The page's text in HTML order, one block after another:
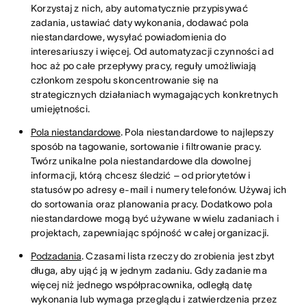
Korzystaj z nich, aby automatycznie przypisywać
zadania, ustawiać daty wykonania, dodawać pola
niestandardowe, wysyłać powiadomienia do
interesariuszy i więcej. Od automatyzacji czynności ad
hoc aż po całe przepływy pracy, reguły umożliwiają
członkom zespołu skoncentrowanie się na
strategicznych działaniach wymagających konkretnych
umiejętności.
Pola niestandardowe. Pola niestandardowe to najlepszy
sposób na tagowanie, sortowanie i filtrowanie pracy.
Twórz unikalne pola niestandardowe dla dowolnej
informacji, którą chcesz śledzić – od priorytetów i
statusów po adresy e-mail i numery telefonów. Używaj ich
do sortowania oraz planowania pracy. Dodatkowo pola
niestandardowe mogą być używane w wielu zadaniach i
projektach, zapewniając spójność w całej organizacji.
Podzadania. Czasami lista rzeczy do zrobienia jest zbyt
długa, aby ująć ją w jednym zadaniu. Gdy zadanie ma
więcej niż jednego współpracownika, odległą datę
wykonania lub wymaga przeglądu i zatwierdzenia przez